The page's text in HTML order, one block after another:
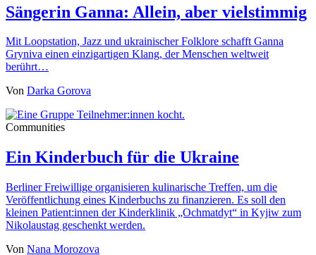
Sängerin Ganna: Allein, aber vielstimmig
Mit Loopstation, Jazz und ukrainischer Folklore schafft Ganna
Gryniva einen einzigartigen Klang, der Menschen weltweit
berührt…
Von Darka Gorova
Communities
Ein Kinderbuch für die Ukraine
Berliner Freiwillige organisieren kulinarische Treffen, um die
Veröffentlichung eines Kinderbuchs zu finanzieren. Es soll den
kleinen Patient:innen der Kinderklinik „Ochmatdyt“ in Kyjiw zum
Nikolaustag geschenkt werden.
Von Nana Morozova